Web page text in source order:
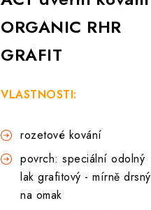
ORGANIC RHR
GRAFIT
VLASTNOSTI:
rozetové kování
povrch: speciální odolný
lak grafitový - mírně drsný
na omak